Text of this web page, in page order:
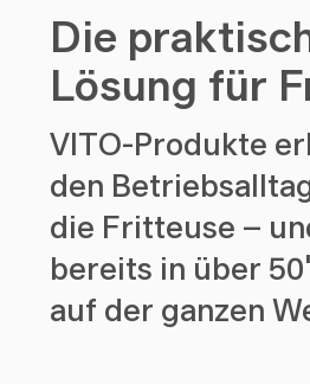
Die
Lösung für
VITO-Produkte
den
die Fritteuse –
bereits in über
auf der ganzen